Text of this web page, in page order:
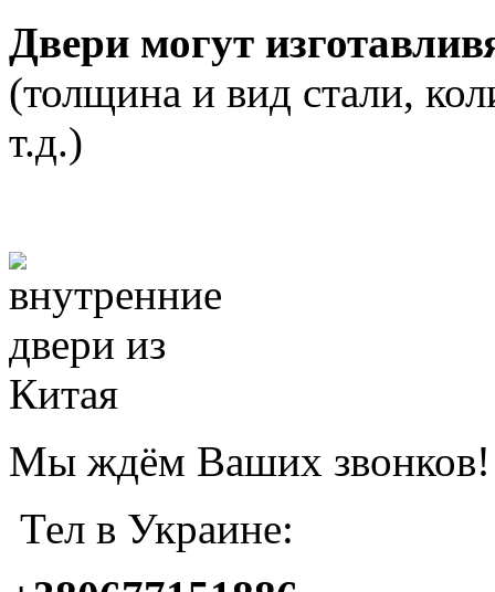
Двери могут
(толщина и вид стали,
т.д.)
Мы ждём Ваших звонков!
Тел в Украине: